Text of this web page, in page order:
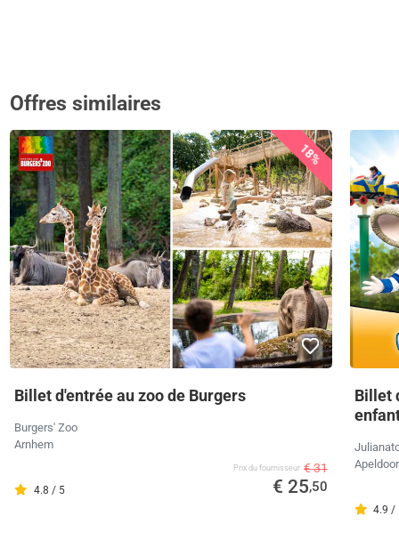
Offres similaires
18%
Billet d'entrée au zoo de Burgers
Burgers' Zoo
Arnhem
4.8 / 5
Prix ​​du fournisseur € 31
€ 25,50
Billet
4.9 /